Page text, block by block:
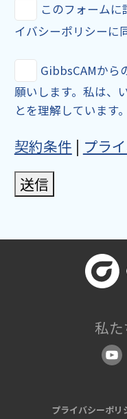
このフォーム
イバシーポリシーに
GibbsCAMから
願いします。私は、
とを理解しています。
契約条件 | プラ
送信
私
プライバシーポリ